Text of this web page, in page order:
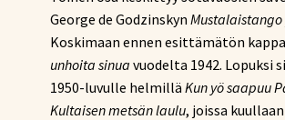
George de Godzinskyn Mustalaistango
Koskimaan ennen esittämätön
unhoita sinua vuodelta 1942. Lopuksi
1950-luvulle helmillä Kun yö saapuu
Kultaisen metsän laulu, joissa